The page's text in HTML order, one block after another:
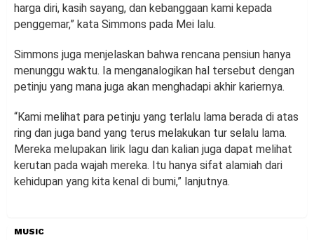
harga diri, kasih sayang, dan kebanggaan kami kepada
penggemar,” kata Simmons pada Mei lalu.
Simmons juga menjelaskan bahwa rencana pensiun hanya
menunggu waktu. Ia menganalogikan hal tersebut dengan
petinju yang mana juga akan menghadapi akhir kariernya.
“Kami melihat para petinju yang terlalu lama berada di atas
ring dan juga band yang terus melakukan tur selalu lama.
Mereka melupakan lirik lagu dan kalian juga dapat melihat
kerutan pada wajah mereka. Itu hanya sifat alamiah dari
kehidupan yang kita kenal di bumi,” lanjutnya.
MUSIC